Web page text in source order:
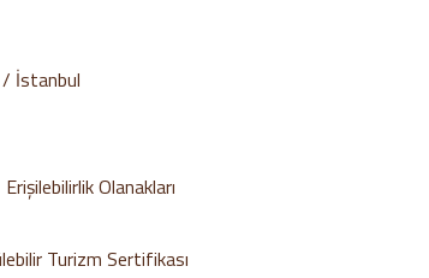
/ İstanbul
Erişilebilirlik Olanakları
Turizm Sertifikası